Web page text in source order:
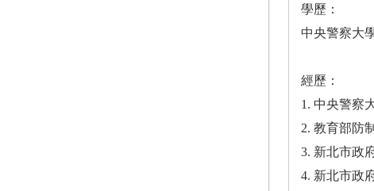
學歷：
中央警察大
經歷：
1. 中央警察
2. 教育部防
3. 新北市政
4. 新北市政